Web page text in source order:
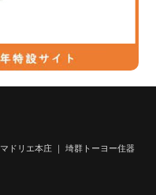
マドリエ本庄 ｜ 埼群トーヨー住器